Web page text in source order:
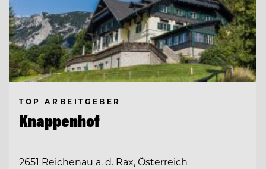
TOP ARBEITGEBER
Knappenhof
2651 Reichenau a. d. Rax, Österreich